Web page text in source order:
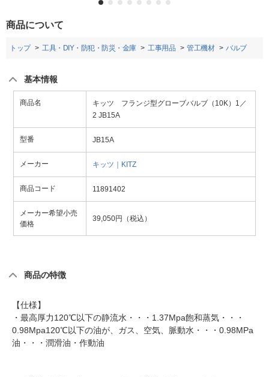
商品について
トップ 工具・DIY・防犯・防災・金庫 工事用品 管工機材 バルブ
基本情報
商品名
キッツ フランジ型グローブバルブ（10K）1／
2 JB15A
型番 JB15A
メーカー キッツ｜KITZ
商品コード 11891402
メーカー希望小売
価格
39,050円（税込）
商品の特徴
【仕様】
・最高厚力120℃以下の静流水・・・1.37Mpa飽和蒸気・・・
0.98Mpa120℃以下の油が、ガス、空気、脈動水・・・0.98MPa
油・・・潤滑油・作動油